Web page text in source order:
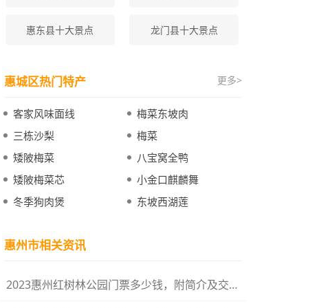
惠东县十大景点 龙门县十大景点
惠城区热门特产 更多>
客家风味面线
梅菜东坡肉
三栋沙梨
梅菜
矮陂梅菜
八宝窝全鸭
矮陂梅菜芯
小金口麒麟舞
冬季狗肉煲
东坡西湖莲
惠州市相关资讯
2023惠州红树林公园门票多少钱，附简介及交通指南